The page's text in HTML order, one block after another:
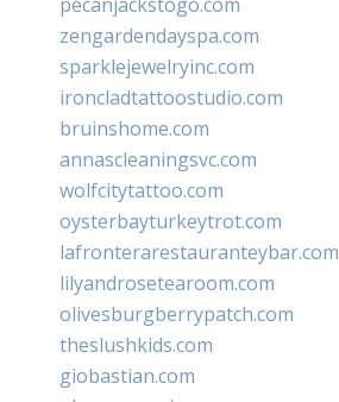
zengardendayspa.com
sparklejewelryinc.com
ironcladtattoostudio.com
bruinshome.com
annascleaningsvc.com
wolfcitytattoo.com
oysterbayturkeytrot.com
lafronterarestauranteybar.com
lilyandrosetearoom.com
olivesburgberrypatch.com
theslushkids.com
giobastian.com